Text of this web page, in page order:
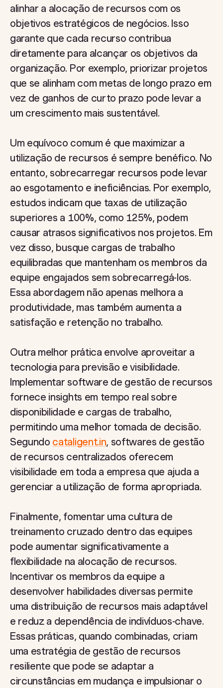
alinhar a alocação de recursos com os
objetivos estratégicos de negócios. Isso
garante que cada recurso contribua
diretamente para alcançar os objetivos da
organização. Por exemplo, priorizar projetos
que se alinham com metas de longo prazo em
vez de ganhos de curto prazo pode levar a
um crescimento mais sustentável.
Um equívoco comum é que maximizar a
utilização de recursos é sempre benéfico. No
entanto, sobrecarregar recursos pode levar
ao esgotamento e ineficiências. Por exemplo,
estudos indicam que taxas de utilização
superiores a 100%, como 125%, podem
causar atrasos significativos nos projetos. Em
vez disso, busque cargas de trabalho
equilibradas que mantenham os membros da
equipe engajados sem sobrecarregá-los.
Essa abordagem não apenas melhora a
produtividade, mas também aumenta a
satisfação e retenção no trabalho.
Outra melhor prática envolve aproveitar a
tecnologia para previsão e visibilidade.
Implementar software de gestão de recursos
fornece insights em tempo real sobre
disponibilidade e cargas de trabalho,
permitindo uma melhor tomada de decisão.
Segundo cataligent.in, softwares de gestão
de recursos centralizados oferecem
visibilidade em toda a empresa que ajuda a
gerenciar a utilização de forma apropriada.
Finalmente, fomentar uma cultura de
treinamento cruzado dentro das equipes
pode aumentar significativamente a
flexibilidade na alocação de recursos.
Incentivar os membros da equipe a
desenvolver habilidades diversas permite
uma distribuição de recursos mais adaptável
e reduz a dependência de indivíduos-chave.
Essas práticas, quando combinadas, criam
uma estratégia de gestão de recursos
resiliente que pode se adaptar a
circunstâncias em mudança e impulsionar o